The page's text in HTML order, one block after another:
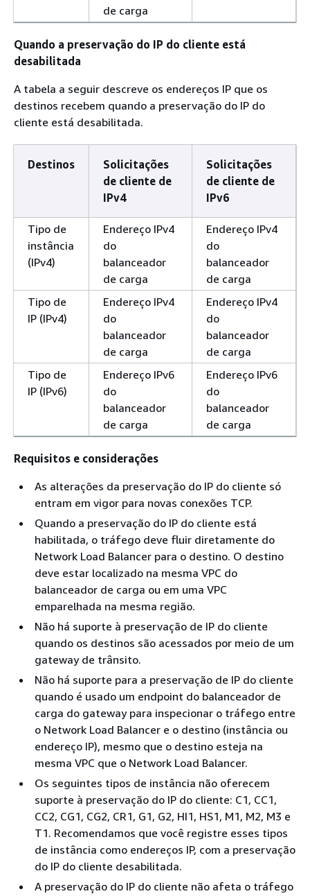
de carga
Quando a preservação do IP do cliente está
desabilitada
A tabela a seguir descreve os endereços IP que os
destinos recebem quando a preservação do IP do
cliente está desabilitada.
Destinos
Solicitações
de cliente de
IPv4
Solicitações
de cliente de
IPv6
Tipo de
instância
(IPv4)
Endereço IPv4
do
balanceador
de carga
Endereço IPv4
do
balanceador
de carga
Tipo de
IP (IPv4)
Endereço IPv4
do
balanceador
de carga
Endereço IPv4
do
balanceador
de carga
Tipo de
IP (IPv6)
Endereço IPv6
do
balanceador
de carga
Endereço IPv6
do
balanceador
de carga
Requisitos e considerações
As alterações da preservação do IP do cliente só
entram em vigor para novas conexões TCP.
Quando a preservação do IP do cliente está
habilitada, o tráfego deve fluir diretamente do
Network Load Balancer para o destino. O destino
deve estar localizado na mesma VPC do
balanceador de carga ou em uma VPC
emparelhada na mesma região.
Não há suporte à preservação de IP do cliente
quando os destinos são acessados por meio de um
gateway de trânsito.
Não há suporte para a preservação de IP do cliente
quando é usado um endpoint do balanceador de
carga do gateway para inspecionar o tráfego entre
o Network Load Balancer e o destino (instância ou
endereço IP), mesmo que o destino esteja na
mesma VPC que o Network Load Balancer.
Os seguintes tipos de instância não oferecem
suporte à preservação do IP do cliente: C1, CC1,
CC2, CG1, CG2, CR1, G1, G2, HI1, HS1, M1, M2, M3 e
T1. Recomendamos que você registre esses tipos
de instância como endereços IP, com a preservação
do IP do cliente desabilitada.
A preservação do IP do cliente não afeta o tráfego